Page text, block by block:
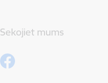
Sekojiet mums